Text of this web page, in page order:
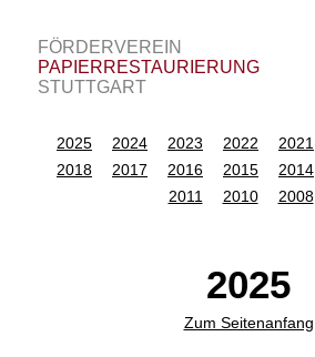
FÖRDERVEREIN
|PAPIERRESTAURIERUNG
|STUTTGART
2025 2024 2023 2022 2021
2018
2017 2016 2015 2014
2011
2010 2008
2025
Zum Seitenanfang